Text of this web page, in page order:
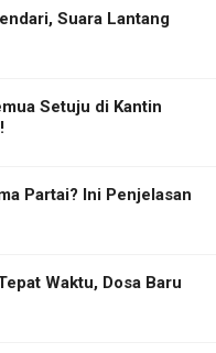
Suara Lantang
Setuju di Kantin
Partai? Ini Penjelasan
Waktu, Dosa Baru